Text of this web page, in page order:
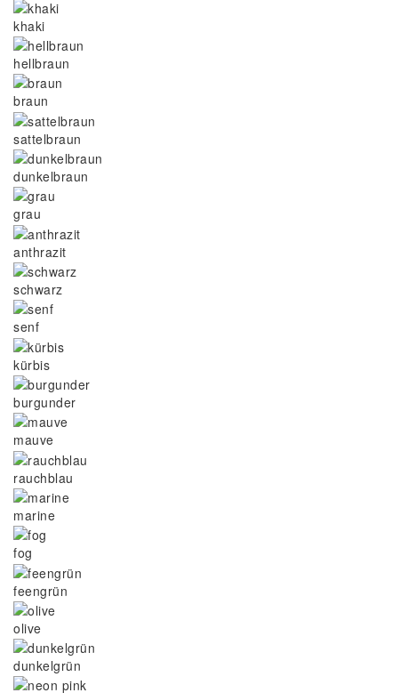
khaki
hellbraun
braun
sattelbraun
dunkelbraun
grau
anthrazit
schwarz
senf
kürbis
burgunder
mauve
rauchblau
marine
fog
feengrün
olive
dunkelgrün